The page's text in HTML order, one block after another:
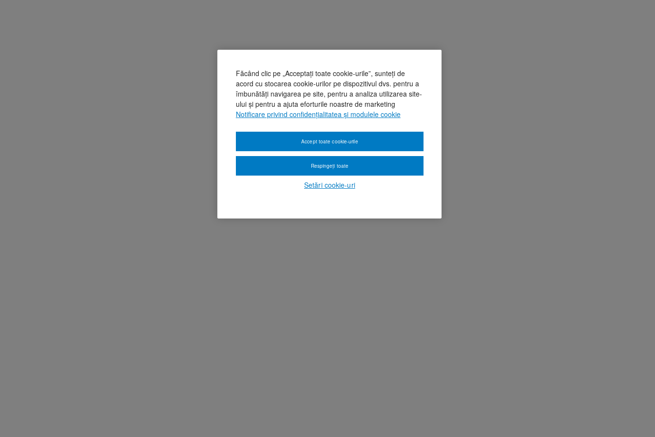
Făcând clic pe „Acceptați toate cookie-urile”, sunteți de
acord cu stocarea cookie-urilor pe dispozitivul dvs. pentru a
îmbunătăți navigarea pe site, pentru a analiza utilizarea site-
ului și pentru a ajuta eforturile noastre de marketing
Notificare privind confidențialitatea și modulele cookie
Setări cookie-uri
Respingeți toate
Accept toate cookie-urile